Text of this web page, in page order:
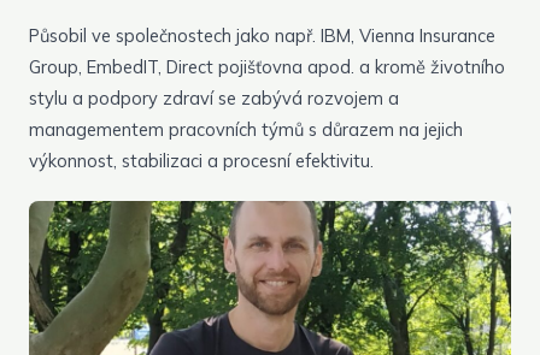
Působil ve společnostech jako např. IBM, Vienna Insurance
Group, EmbedIT, Direct pojišťovna apod. a kromě životního
stylu a podpory zdraví se zabývá rozvojem a
managementem pracovních týmů s důrazem na jejich
výkonnost, stabilizaci a procesní efektivitu.